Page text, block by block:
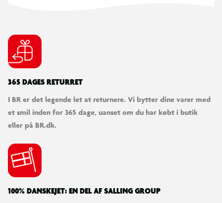
365 DAGES RETURRET
I BR er det legende let at returnere. Vi bytter dine varer med
et smil inden for 365 dage, uanset om du har købt i butik
eller på BR.dk.
100% DANSKEJET: EN DEL AF SALLING GROUP